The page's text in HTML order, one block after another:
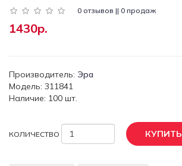
0 отзывов || 0 продаж
1430р.
Производитель: Эра
Модель: 311841
Наличие: 100 шт.
КОЛИЧЕСТВО КУПИТЬ